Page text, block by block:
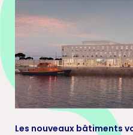
Les nouveaux bâtiments